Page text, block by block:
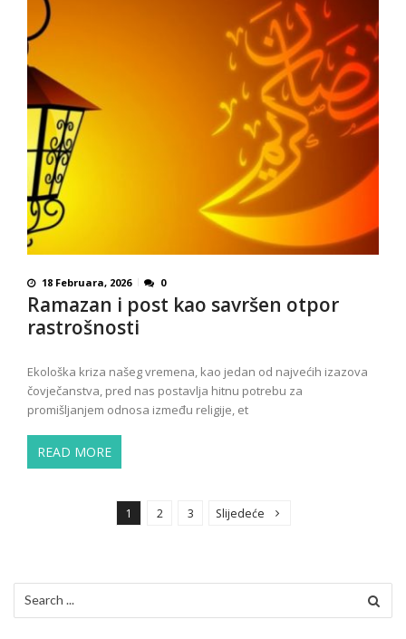
18 Februara, 2026 0
Ramazan i post kao savršen otpor
rastrošnosti
Ekološka kriza našeg vremena, kao jedan od najvećih izazova
čovječanstva, pred nas postavlja hitnu potrebu za
promišljanjem odnosa između religije, et
READ MORE
s
p
1 2 3 Slijedeće
for: